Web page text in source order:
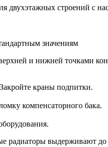
строений с
значениям
и нижней точками
краны подпитки.
компенсаторного бака.
радиаторы выдерживают